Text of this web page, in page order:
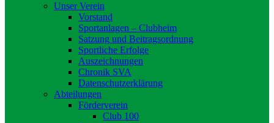
Unser Verein
Vorstand
Sportanlagen – Clubheim
Satzung und Beitragsordnung
Sportliche Erfolge
Auszeichnungen
Chronik SVA
Datenschutzerklärung
Abteilungen
Förderverein
Club 100